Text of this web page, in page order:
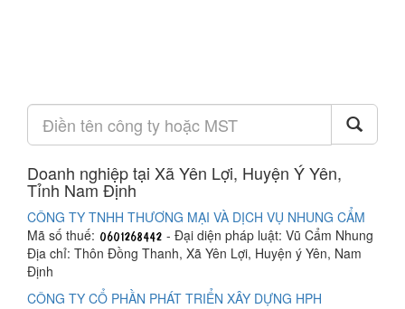
Doanh nghiệp tại Xã Yên Lợi, Huyện Ý Yên,
Tỉnh Nam Định
CÔNG TY TNHH THƯƠNG MẠI VÀ DỊCH VỤ NHUNG CẨM
Mã số thuế:
- Đại diện pháp luật: Vũ Cẩm Nhung
Địa chỉ: Thôn Đồng Thanh, Xã Yên Lợi, Huyện ý Yên, Nam
Định
CÔNG TY CỔ PHẦN PHÁT TRIỂN XÂY DỰNG HPH